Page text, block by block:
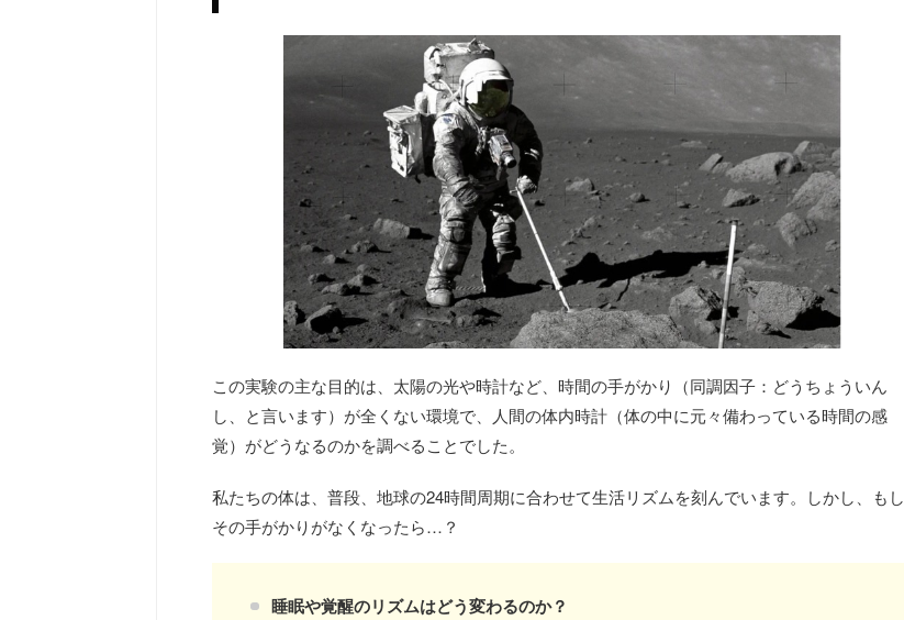
この実験の主な目的は、太陽の光や時計など、時間の手がかり（同調因子：どうちょういん
し、と言います）が全くない環境で、人間の体内時計（体の中に元々備わっている時間の感
覚）がどうなるのかを調べることでした。
私たちの体は、普段、地球の24時間周期に合わせて生活リズムを刻んでいます。しかし、もし
その手がかりがなくなったら…？
睡眠や覚醒のリズムはどう変わるのか？